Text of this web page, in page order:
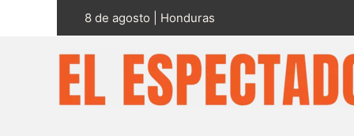
8 de agosto | Honduras